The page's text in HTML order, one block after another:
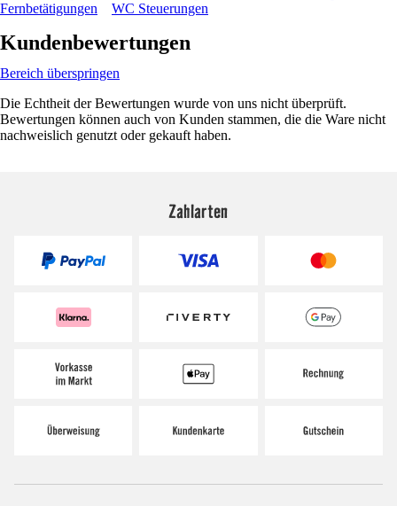
Fernbetätigungen
WC Steuerungen
Kundenbewertungen
Bereich überspringen
Die Echtheit der Bewertungen wurde von uns nicht überprüft.
Bewertungen können auch von Kunden stammen, die die Ware nicht
nachweislich genutzt oder gekauft haben.
Zahlarten